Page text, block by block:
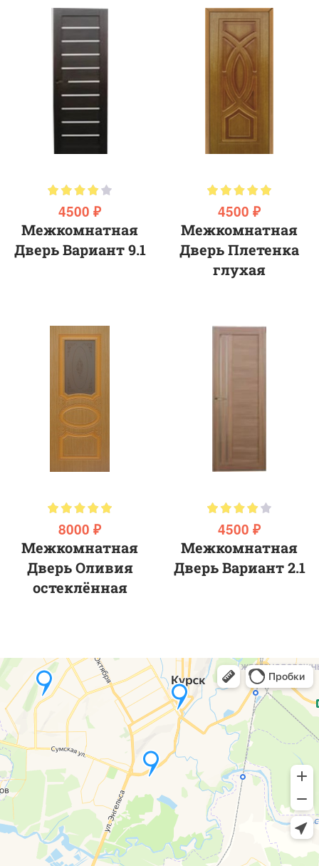
4500 ₽
Межкомнатная
Дверь Вариант 9.1
4500 ₽
Межкомнатная
Дверь Плетенка
глухая
8000 ₽
Межкомнатная
Дверь Оливия
остеклённая
4500 ₽
Межкомнатная
Дверь Вариант 2.1